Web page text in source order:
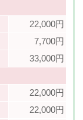
22,000円
7,700円
33,000円
22,000円
22,000円